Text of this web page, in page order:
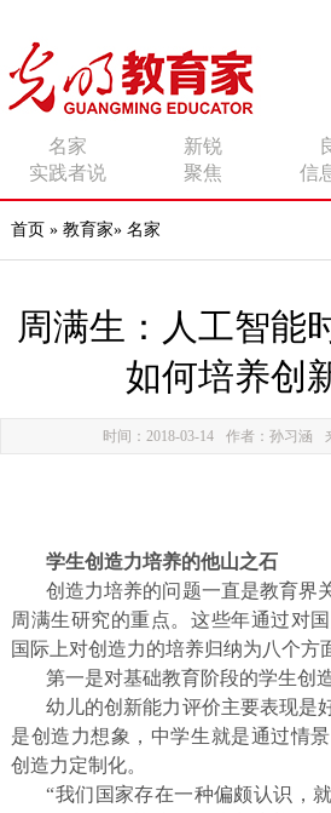
名家 新锐
实践者说
聚焦 信
首页 » 教育家» 名家
周满生：人工智能
如何培养创
时间：2018-03-14 作者：孙习涵
学生创造力培养的他山之石
创造力培养的问题一直是教育界
周满生研究的重点。这些年通过对
国际上对创造力的培养归纳为八个方
第一是对基础教育阶段的学生创
幼儿的创新能力评价主要表现是
是创造力想象，中学生就是通过情
创造力定制化。
“我们国家存在一种偏颇认识，